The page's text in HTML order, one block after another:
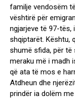
familje vendosëm
vështirë për
ngjarjeve të 97-tës,
shqiptarët. Kështu,
shumë sfida, për të
meraku më i madh
që ata të mos e
Atdheun dhe
prindër ia dolëm